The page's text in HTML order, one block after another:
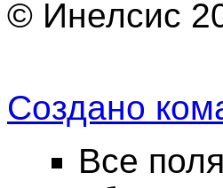
© Инелсис
Создано
Все